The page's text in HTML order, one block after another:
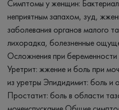
Симптомы у женщин:
неприятным запахом, зуд,
заболевания органов малого
лихорадка, болезненные
Осложнения при
Уретрит: жжение и боль при
из уретры Эпидидимит: боль и
Простатит: боль в области